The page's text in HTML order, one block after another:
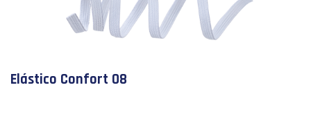
Elástico Confort 08